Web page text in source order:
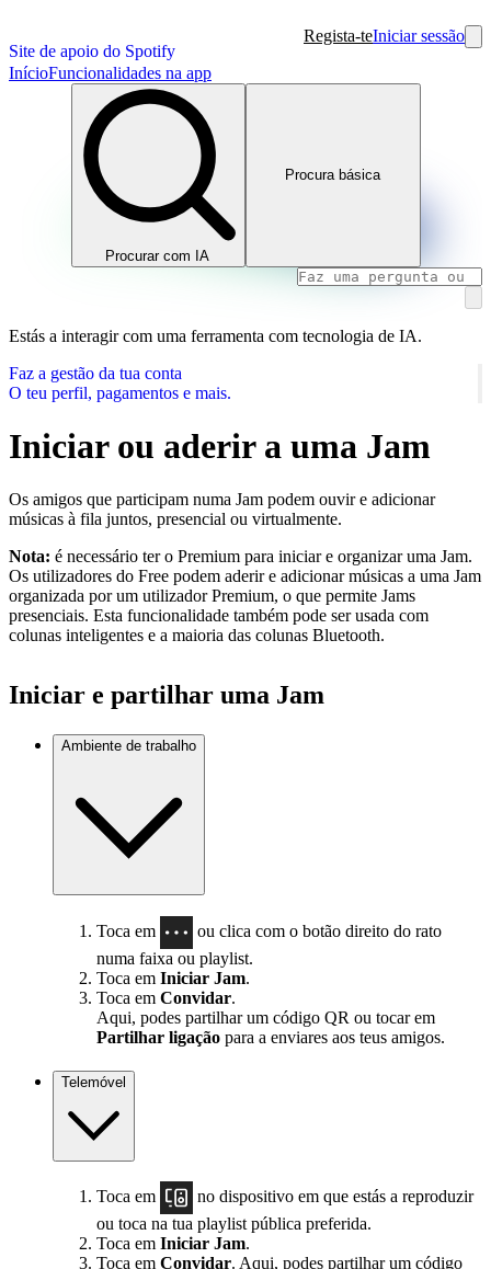
Site de apoio do Spotify
Regista-teIniciar sessão
InícioFuncionalidades na app
Procurar com IA
Procura básica
Estás a interagir com uma ferramenta com tecnologia de IA.
Faz a gestão da tua conta
O teu perfil, pagamentos e mais.
Iniciar ou aderir a uma Jam
Os amigos que participam numa Jam podem ouvir e adicionar
músicas à fila juntos, presencial ou virtualmente.
Nota: é necessário ter o Premium para iniciar e organizar uma Jam.
Os utilizadores do Free podem aderir e adicionar músicas a uma Jam
organizada por um utilizador Premium, o que permite Jams
presenciais. Esta funcionalidade também pode ser usada com
colunas inteligentes e a maioria das colunas Bluetooth.
Iniciar e partilhar uma Jam
Ambiente de trabalho
Toca em
ou clica com o botão direito do rato
numa faixa ou playlist.
Toca em Iniciar Jam.
Toca em Convidar.
Aqui, podes partilhar um código QR ou tocar em
Partilhar ligação para a enviares aos teus amigos.
Telemóvel
Toca em
no dispositivo em que estás a reproduzir
ou toca na tua playlist pública preferida.
Toca em Iniciar Jam.
Toca em Convidar. Aqui, podes partilhar um código